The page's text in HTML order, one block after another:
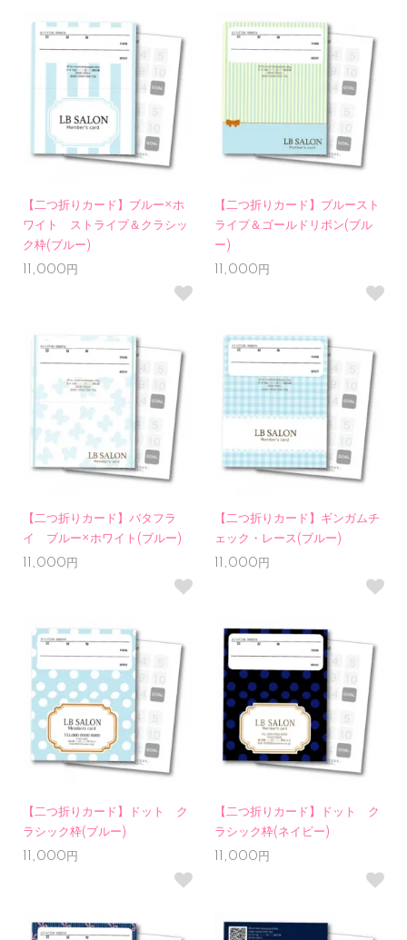
【二つ折りカード】ブルー×ホ
ワイト ストライプ＆クラシッ
ク枠(ブルー)
11,000円
【二つ折りカード】ブルースト
ライプ＆ゴールドリボン(ブル
ー)
11,000円
【二つ折りカード】バタフラ
イ ブルー×ホワイト(ブルー)
11,000円
【二つ折りカード】ギンガムチ
ェック・レース(ブルー)
11,000円
【二つ折りカード】ドット ク
ラシック枠(ブルー)
11,000円
【二つ折りカード】ドット ク
ラシック枠(ネイビー)
11,000円